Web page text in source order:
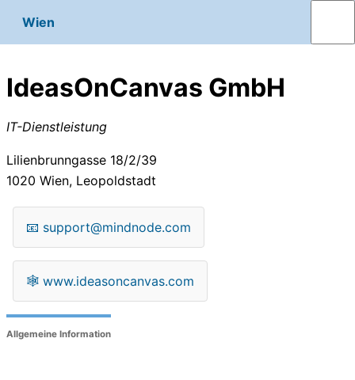
Wien
IdeasOnCanvas GmbH
IT-Dienstleistung
Lilienbrunngasse 18/2/39
1020 Wien, Leopoldstadt
📧 support@mindnode.com
🕸 www.ideasoncanvas.com
Allgemeine Information